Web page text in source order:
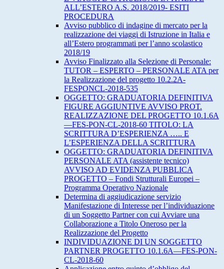
ALL’ESTERO A.S. 2018/2019- ESITI
PROCEDURA
Avviso pubblico di indagine di mercato per la
realizzazione dei viaggi di Istruzione in Italia e
all’Estero programmati per l’anno scolastico
2018/19
Avviso Finalizzato alla Selezione di Personale:
TUTOR – ESPERTO – PERSONALE ATA per
la Realizzazione del progetto 10.2.2A-
FESPONCL-2018-535
OGGETTO: GRADUATORIA DEFINITIVA
FIGURE AGGIUNTIVE AVVISO PROT.
REALIZZAZIONE DEL PROGETTO 10.1.6A
—FES-PON-CL-2018-60 TITOLO: LA
SCRITTURA D’ESPERIENZA ….. E
L’ESPERIENZA DELLA SCRITTURA
OGGETTO: GRADUATORIA DEFINITIVA
PERSONALE ATA (assistente tecnico)
AVVISO AD EVIDENZA PUBBLICA
PROGETTO – Fondi Strutturali Europei –
Programma Operativo Nazionale
Determina di aggiudicazione servizio
Manifestazione di Interesse per l’individuazione
di un Soggetto Partner con cui Avviare una
Collaborazione a Titolo Oneroso per la
Realizzazione del Progetto
INDIVIDUAZIONE DI UN SOGGETTO
PARTNER PROGETTO 10.1.6A—FES-PON-
CL-2018-60